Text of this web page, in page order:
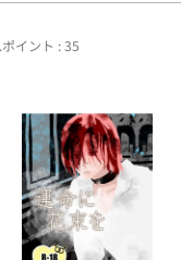
イント : 35